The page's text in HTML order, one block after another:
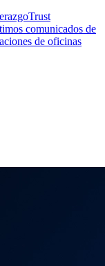
Trust
comunicados de
de oficinas